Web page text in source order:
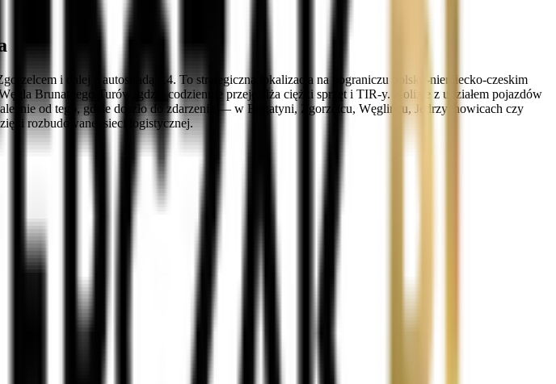
i dalej z autostradą A4. To strategiczna lokalizacja na pograniczu polsko-niemiecko-czeskim
Brunatnego Turów, gdzie codziennie przejeżdża ciężki sprzęt i TIR-y. Kolizje z udziałem pojazdów
od tego, gdzie doszło do zdarzenia — w Bogatyni, Zgorzelcu, Węglińcu, Jędrzychowicach czy
rozbudowanej sieci logistycznej.